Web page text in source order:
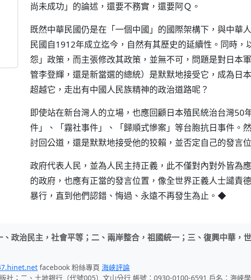
尚未成功」的論述，還要不務實，還要阿Ｑ。
既然中華民國仍是在「一個中國」的國際架構下，與中華
民國自1912年成立迄今，自然有其歷史的延續性。同時，
怨」政策，而主張修改其政策，並無不可，問題是對日本
管李登輝，還是新當選的總統）是默默地接受它，成為日
超越它，走出有中國人民族精神的政治道路呢？
即使站在新台灣人的立場，也應回顧日本殖民統治台灣50
件」、「霧社事件」、「歸順式慘案」等台胞抗日事件。
討回公道，還是默默地接受他的狡賴，並否定自己的發言
政府代表人民，並為人民主持正義，此不僅對內對外皆為
的政府，也應有正當的發言位置，像全世界正義人士譴責
暴行，直到他們認錯、悔過、永遠不再發生為止。◆
政治民主，社會平等；二、兩岸整合，祖國統一；三、復興中華，
facebook 粉絲專頁 海峽評論
；二、土地銀行（代號005）文山分行 帳號：0930-0100-6591 戶名：海峽